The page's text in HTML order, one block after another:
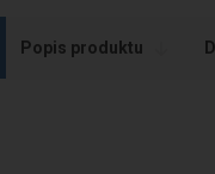
Popis produktu